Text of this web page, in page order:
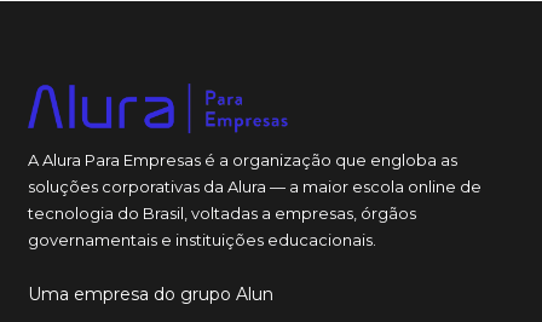
A Alura Para Empresas é a organização que engloba as
soluções corporativas da Alura — a maior escola online de
tecnologia do Brasil, voltadas a empresas, órgãos
governamentais e instituições educacionais.
Uma empresa do grupo Alun